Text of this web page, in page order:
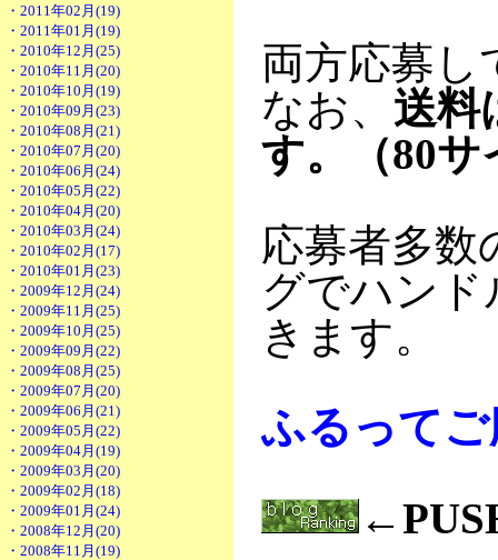
・2011年02月(19)
・2011年01月(19)
・2010年12月(25)
・2010年11月(20)
・2010年10月(19)
・2010年09月(23)
・2010年08月(21)
・2010年07月(20)
・2010年06月(24)
・2010年05月(22)
・2010年04月(20)
・2010年03月(24)
・2010年02月(17)
・2010年01月(23)
・2009年12月(24)
・2009年11月(25)
・2009年10月(25)
・2009年09月(22)
・2009年08月(25)
・2009年07月(20)
・2009年06月(21)
・2009年05月(22)
・2009年04月(19)
・2009年03月(20)
・2009年02月(18)
・2009年01月(24)
・2008年12月(20)
・2008年11月(19)
両方応募し
なお、 送料
す。（80サ
応募者多数
グでハン
きます。
ふるって